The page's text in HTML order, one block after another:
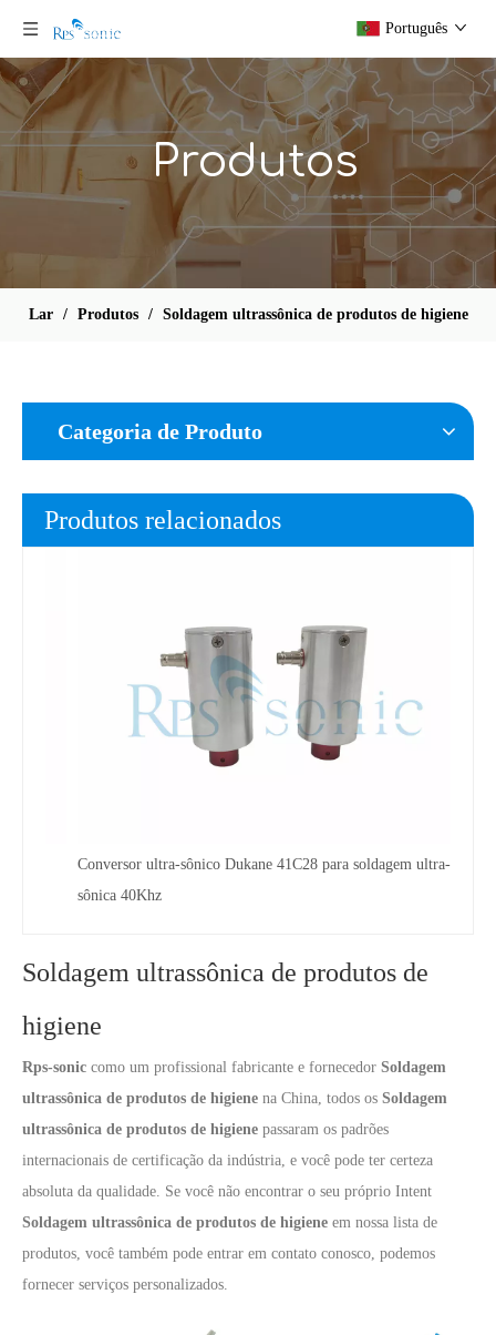
Português
Produtos
Lar / Produtos / Soldagem ultrassônica de produtos de higiene
Categoria de Produto
Produtos relacionados
Conversor ultra-sônico Dukane 41C28 para soldagem ultra-
sônica 40Khz
Soldagem ultrassônica de produtos de
higiene
Rps-sonic como um profissional fabricante e fornecedor Soldagem
ultrassônica de produtos de higiene na China, todos os Soldagem
ultrassônica de produtos de higiene passaram os padrões
internacionais de certificação da indústria, e você pode ter certeza
absoluta da qualidade. Se você não encontrar o seu próprio Intent
Soldagem ultrassônica de produtos de higiene em nossa lista de
produtos, você também pode entrar em contato conosco, podemos
fornecer serviços personalizados.